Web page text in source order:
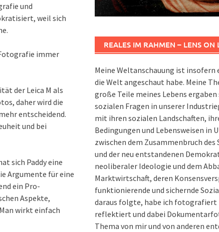
und
weil sich
immer
der Leica M als
daher wird die
entscheidend.
und bei
sich Paddy eine
Argumente für eine
ein Pro-
Aspekte,
wirkt einfach
REALES IM RAHMEN – LENS ON
Meine Weltanschauung ist insofern
die Welt angeschaut habe. Meine
große Teile meines Lebens ergaben
sozialen Fragen in unserer
mit ihren sozialen Landschaften,
Bedingungen und Lebensweisen in
zwischen dem Zusammenbruch des
und der neu entstandenen
neoliberaler Ideologie und dem
Marktwirtschaft, deren
funktionierende und sichernde
daraus folgte, habe ich
reflektiert und dabei
Thema von mir und von anderen